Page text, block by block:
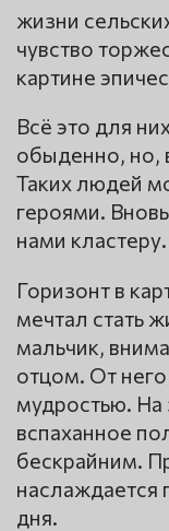
жизни
чувство
картине
Всё это для
обыденно, но,
Таких людей
героями.
нами кластеру.
Горизонт в
мечтал стать
мальчик,
отцом. От
мудростью. На
вспаханное
бескрайним.
наслаждается
дня.